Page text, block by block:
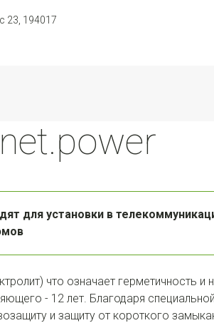
23 194017
для установки в
что означает герметичность
- 12 лет. Благодаря
и защиту от короткого